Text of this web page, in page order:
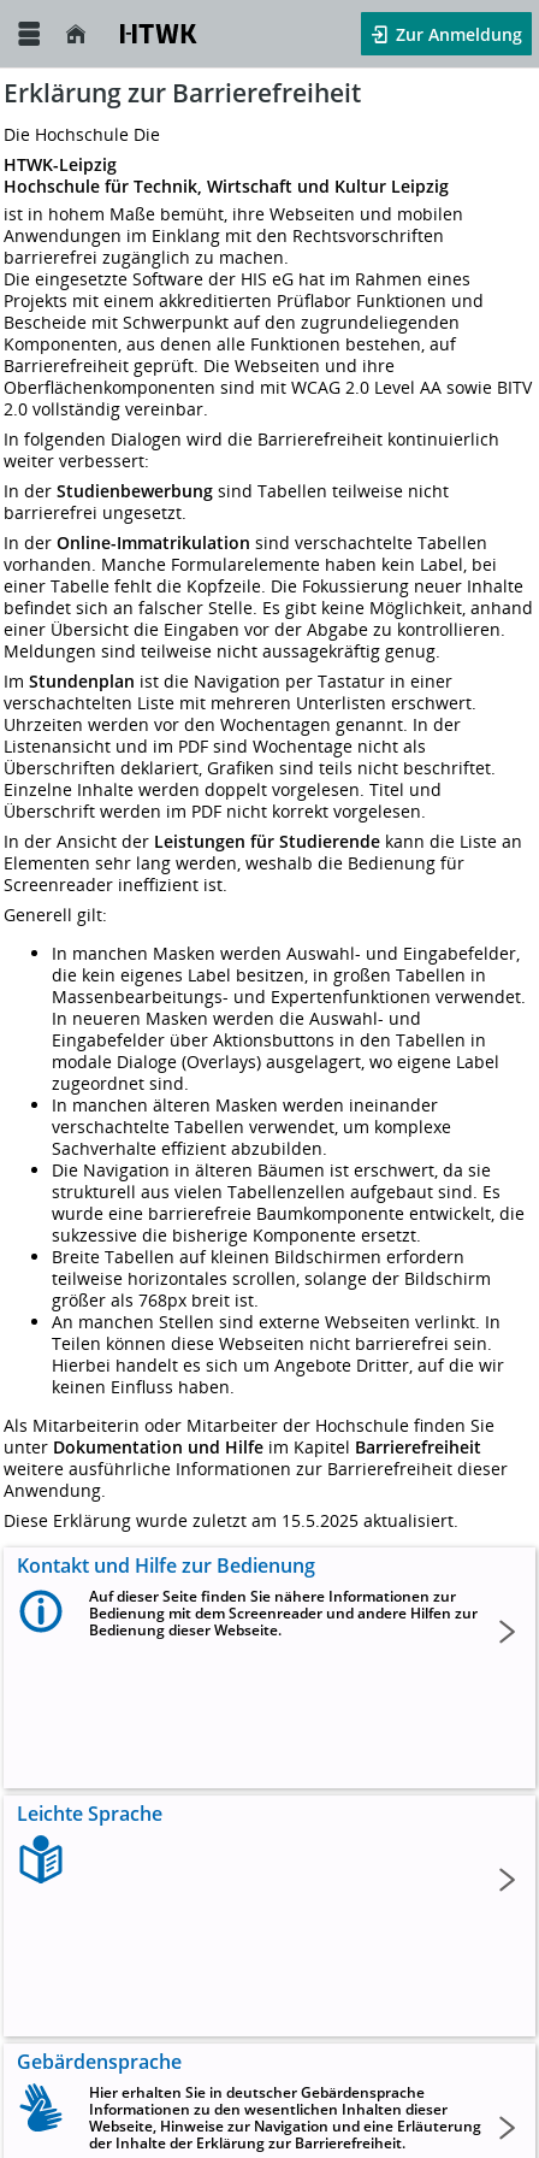
Zur Anmeldung
Erklärung zur Barrierefreiheit
Die Hochschule Die
HTWK-Leipzig
Hochschule für Technik, Wirtschaft und Kultur Leipzig
ist in hohem Maße bemüht, ihre Webseiten und mobilen
Anwendungen im Einklang mit den Rechtsvorschriften
barrierefrei zugänglich zu machen.
Die eingesetzte Software der HIS eG hat im Rahmen eines
Projekts mit einem akkreditierten Prüflabor Funktionen und
Bescheide mit Schwerpunkt auf den zugrundeliegenden
Komponenten, aus denen alle Funktionen bestehen, auf
Barrierefreiheit geprüft. Die Webseiten und ihre
Oberflächenkomponenten sind mit WCAG 2.0 Level AA sowie BITV
2.0 vollständig vereinbar.
In folgenden Dialogen wird die Barrierefreiheit kontinuierlich
weiter verbessert:
In der Studienbewerbung sind Tabellen teilweise nicht
barrierefrei ungesetzt.
In der Online-Immatrikulation sind verschachtelte Tabellen
vorhanden. Manche Formularelemente haben kein Label, bei
einer Tabelle fehlt die Kopfzeile. Die Fokussierung neuer Inhalte
befindet sich an falscher Stelle. Es gibt keine Möglichkeit, anhand
einer Übersicht die Eingaben vor der Abgabe zu kontrollieren.
Meldungen sind teilweise nicht aussagekräftig genug.
Im Stundenplan ist die Navigation per Tastatur in einer
verschachtelten Liste mit mehreren Unterlisten erschwert.
Uhrzeiten werden vor den Wochentagen genannt. In der
Listenansicht und im PDF sind Wochentage nicht als
Überschriften deklariert, Grafiken sind teils nicht beschriftet.
Einzelne Inhalte werden doppelt vorgelesen. Titel und
Überschrift werden im PDF nicht korrekt vorgelesen.
In der Ansicht der Leistungen für Studierende kann die Liste an
Elementen sehr lang werden, weshalb die Bedienung für
Screenreader ineffizient ist.
Generell gilt:
In manchen Masken werden Auswahl- und Eingabefelder,
die kein eigenes Label besitzen, in großen Tabellen in
Massenbearbeitungs- und Expertenfunktionen verwendet.
In neueren Masken werden die Auswahl- und
Eingabefelder über Aktionsbuttons in den Tabellen in
modale Dialoge (Overlays) ausgelagert, wo eigene Label
zugeordnet sind.
In manchen älteren Masken werden ineinander
verschachtelte Tabellen verwendet, um komplexe
Sachverhalte effizient abzubilden.
Die Navigation in älteren Bäumen ist erschwert, da sie
strukturell aus vielen Tabellenzellen aufgebaut sind. Es
wurde eine barrierefreie Baumkomponente entwickelt, die
sukzessive die bisherige Komponente ersetzt.
Breite Tabellen auf kleinen Bildschirmen erfordern
teilweise horizontales scrollen, solange der Bildschirm
größer als 768px breit ist.
An manchen Stellen sind externe Webseiten verlinkt. In
Teilen können diese Webseiten nicht barrierefrei sein.
Hierbei handelt es sich um Angebote Dritter, auf die wir
keinen Einfluss haben.
Als Mitarbeiterin oder Mitarbeiter der Hochschule finden Sie
unter Dokumentation und Hilfe im Kapitel Barrierefreiheit
weitere ausführliche Informationen zur Barrierefreiheit dieser
Anwendung.
Diese Erklärung wurde zuletzt am 15.5.2025 aktualisiert.
Kontakt und Hilfe zur Bedienung
Auf dieser Seite finden Sie nähere Informationen zur
Bedienung mit dem Screenreader und andere Hilfen zur
Bedienung dieser Webseite.
Leichte Sprache
Gebärdensprache
Hier erhalten Sie in deutscher Gebärdensprache
Informationen zu den wesentlichen Inhalten dieser
Webseite, Hinweise zur Navigation und eine Erläuterung
der Inhalte der Erklärung zur Barrierefreiheit.